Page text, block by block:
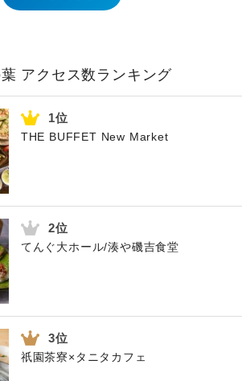
アクセス数ランキング
THE BUFFET New Market
てんぐ大ホール/湊や磯吉食堂
祇園茶寮×タニタカフェ